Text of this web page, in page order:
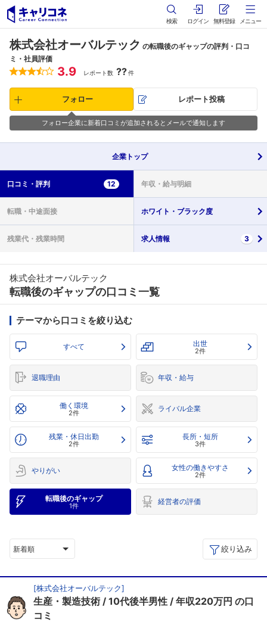
検索 ログイン 無料登録 メニュー
株式会社オーバルテック の転職後のギャップの評判・口コ
ミ・社員評価
3.9 レポート数 ??件
フォロー レポート投稿
フォロー企業に新着口コミが追加されるとメールで通知します
企業 トップ
口コミ・ 評判 12 年収・ 給与明細
転職・ 中途面接 ホワイト・ ブラック度
残業代・ 残業時間 求人情報 3
株式会社オーバルテック
転職後のギャップの口コミ一覧
テーマから口コミを絞り込む
すべて 出世
2件
退職理由 年収・給与
働く環境
2件 ライバル企業
残業・休日出勤
2件
長所・短所
3件
やりがい 女性の働きやすさ
2件
転職後のギャップ
1件 経営者の評価
新着順 絞り込み
[株式会社オーバルテック]
生産・製造技術 10代後半男性 年収220万円 の口
コミ